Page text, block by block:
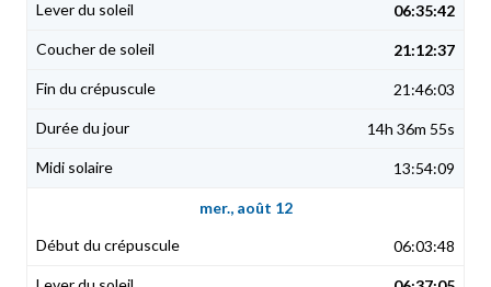
06:35:42
21:12:37
21:46:03
14h 36m 55s
13:54:09
mer., août 12
06:03:48